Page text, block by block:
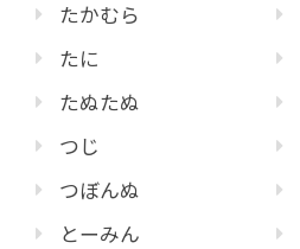
たかむら
たに
たぬたぬ
つじ
つぼんぬ
とーみん